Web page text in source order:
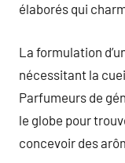
élaborés qui
La formulation
nécessitant la
Parfumeurs de
le globe pour
concevoir des